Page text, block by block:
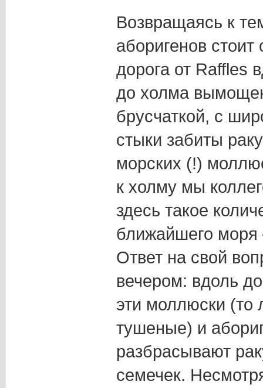
Возвращаясь к
аборигенов стоит
дорога от Raffles
до холма
брусчаткой, с
стыки забиты
морских (!)
к холму мы
здесь такое
ближайшего моря
Ответ на свой
вечером: вдоль
эти моллюски (то
тушеные) и
разбрасывают
семечек.